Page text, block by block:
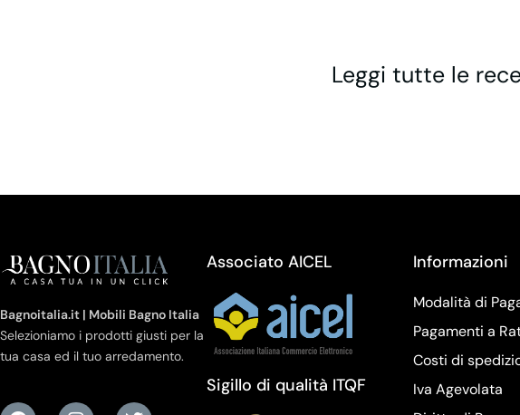
Leggi tutte le
Bagnoitalia.it | Mobili Bagno Italia
Selezioniamo i prodotti giusti per la
tua casa ed il tuo arredamento.
Associato AICEL
Sigillo di qualità ITQF
Informazioni
Modalità di
Pagamenti a
Costi di
Iva Agevolata